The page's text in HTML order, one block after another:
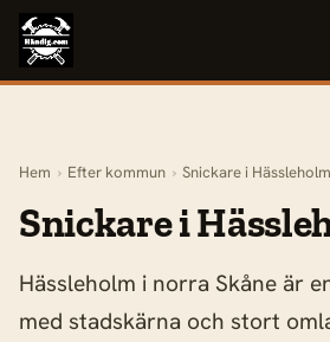
Hem › Efter kommun › Snickare i Hässleholm
Snickare i
Hässleholm i norra Skåne är
med stadskärna och stort